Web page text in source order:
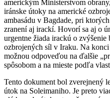
americkým Ministerstvom
iránske útoky na americké
ambasádu v Bagdade, pri
zranení aj irackí. Hovorí sa aj o
urgentne žiada irackú o zvýšenie
ozbrojených síl v Iraku. Na
možnou odpoveďou na ďalšie
spôsobom a na mieste podľa
Tento dokument bol zverejnený
útok na Soleimaniho. Je preto